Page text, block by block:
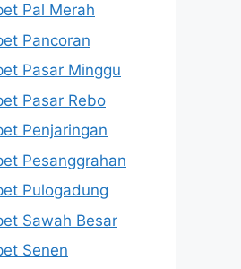
Pal Merah
Pancoran
Pasar Minggu
Pasar Rebo
Penjaringan
Pesanggrahan
Pulogadung
Sawah Besar
Senen